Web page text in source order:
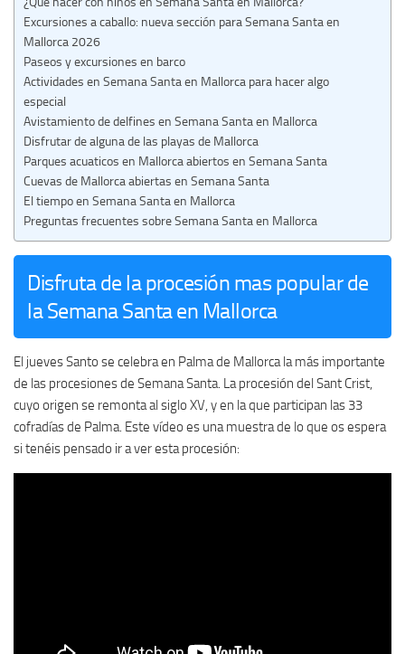
Excursiones a caballo: nueva sección para Semana Santa en
Mallorca 2026
Paseos y excursiones en barco
Actividades en Semana Santa en Mallorca para hacer algo
especial
Avistamiento de delfines en Semana Santa en Mallorca
Disfrutar de alguna de las playas de Mallorca
Parques acuaticos en Mallorca abiertos en Semana Santa
Cuevas de Mallorca abiertas en Semana Santa
El tiempo en Semana Santa en Mallorca
Preguntas frecuentes sobre Semana Santa en Mallorca
Disfruta de la procesión mas popular de
la Semana Santa en Mallorca
El jueves Santo se celebra en Palma de Mallorca la más importante
de las procesiones de Semana Santa. La procesión del Sant Crist,
cuyo origen se remonta al siglo XV, y en la que participan las 33
cofradías de Palma. Este vídeo es una muestra de lo que os espera
si tenéis pensado ir a ver esta procesión: